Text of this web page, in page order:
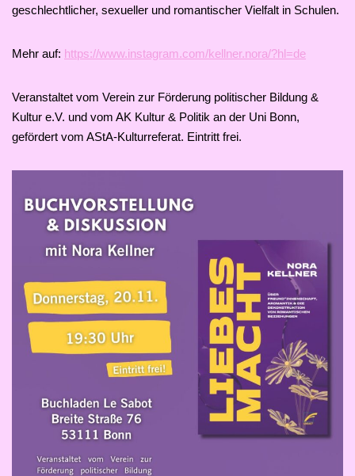
geschlechtlicher, sexueller und romantischer Vielfalt in Schulen.
Mehr auf: https://www.instagram.com/kellner.nora/?hl=de
Veranstaltet vom Verein zur Förderung politischer Bildung &
Kultur e.V. und vom AK Kultur & Politik an der Uni Bonn,
gefördert vom AStA-Kulturreferat. Eintritt frei.